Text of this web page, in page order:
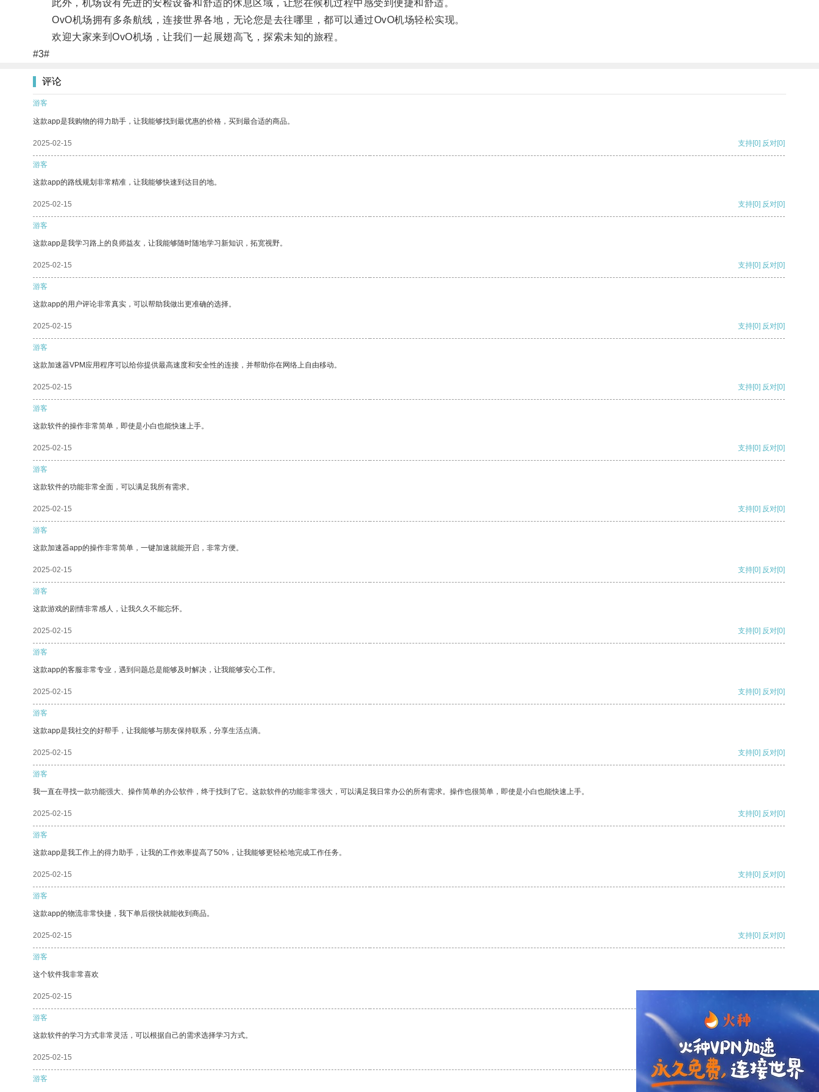
此外，机场设有先进的安检设备和舒适的休息区域，让您在候机过程中感受到便捷和舒适。
OvO机场拥有多条航线，连接世界各地，无论您是去往哪里，都可以通过OvO机场轻松实现。
欢迎大家来到OvO机场，让我们一起展翅高飞，探索未知的旅程。
#3#
评论
游客
这款app是我购物的得力助手，让我能够找到最优惠的价格，买到最合适的商品。
2025-02-15 支持[0] 反对[0]
游客
这款app的路线规划非常精准，让我能够快速到达目的地。
2025-02-15 支持[0] 反对[0]
游客
这款app是我学习路上的良师益友，让我能够随时随地学习新知识，拓宽视野。
2025-02-15 支持[0] 反对[0]
游客
这款app的用户评论非常真实，可以帮助我做出更准确的选择。
2025-02-15 支持[0] 反对[0]
游客
这款加速器VPM应用程序可以给你提供最高速度和安全性的连接，并帮助你在网络上自由移动。
2025-02-15 支持[0] 反对[0]
游客
这款软件的操作非常简单，即使是小白也能快速上手。
2025-02-15 支持[0] 反对[0]
游客
这款软件的功能非常全面，可以满足我所有需求。
2025-02-15 支持[0] 反对[0]
游客
这款加速器app的操作非常简单，一键加速就能开启，非常方便。
2025-02-15 支持[0] 反对[0]
游客
这款游戏的剧情非常感人，让我久久不能忘怀。
2025-02-15 支持[0] 反对[0]
游客
这款app的客服非常专业，遇到问题总是能够及时解决，让我能够安心工作。
2025-02-15 支持[0] 反对[0]
游客
这款app是我社交的好帮手，让我能够与朋友保持联系，分享生活点滴。
2025-02-15 支持[0] 反对[0]
游客
我一直在寻找一款功能强大、操作简单的办公软件，终于找到了它。这款软件的功能非常强大，可以满足我日常办公的所有需求。操作也很简单，即使是小白也能快速上手。
2025-02-15 支持[0] 反对[0]
游客
这款app是我工作上的得力助手，让我的工作效率提高了50%，让我能够更轻松地完成工作任务。
2025-02-15 支持[0] 反对[0]
游客
这款app的物流非常快捷，我下单后很快就能收到商品。
2025-02-15 支持[0] 反对[0]
游客
这个软件我非常喜欢
2025-02-15
游客
这款软件的学习方式非常灵活，可以根据自己的需求选择学习方式。
2025-02-15 支持 [0] 反对 [0]
游客